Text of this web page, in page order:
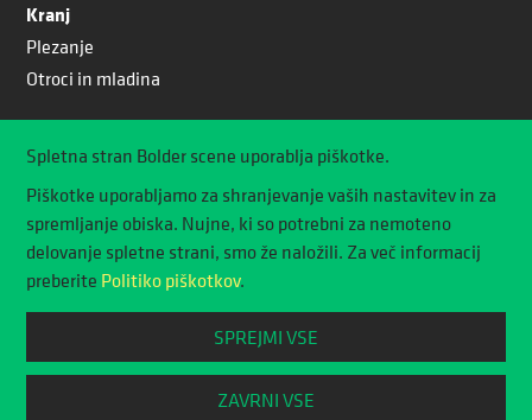
Kranj
Plezanje
Otroci in mladina
O Bolder Sceni
Scena shop
Knjižnica vodnikov
Plezanje za podjetja
Distribucija oprimkov
Splošni pogoji Bolder Scene
Spletna stran Bolder scene uporablja piškotke.
Piškotke uporabljamo za shranjevanje vaših nastavitev in za
spremljanje obiska. Nujne, ki so potrebni za nemoteno
delovanje spletne strani, smo že naložili. Za več informacij
preberite Politiko piškotkov.
SPREJMI VSE
ZAVRNI VSE